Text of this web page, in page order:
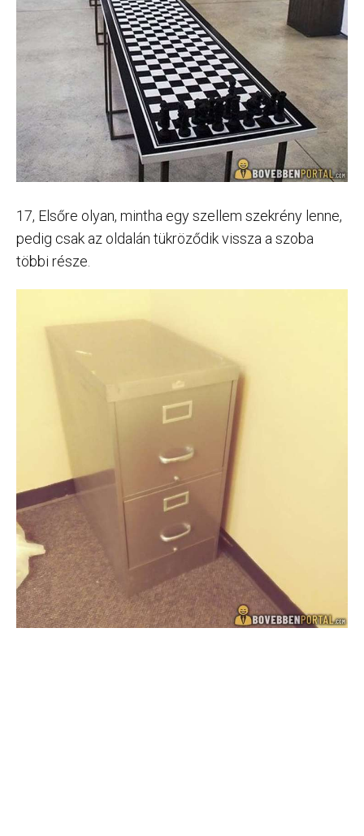
17, Elsőre olyan, mintha egy szellem szekrény lenne,
pedig csak az oldalán tükröződik vissza a szoba
többi része.